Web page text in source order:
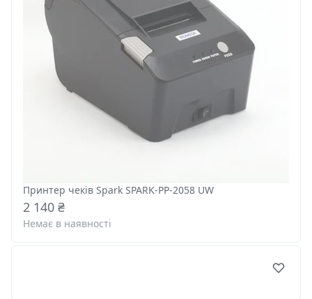
Принтер чеків Spark SPARK-PP-2058 UW
2 140 ₴
Немає в наявності